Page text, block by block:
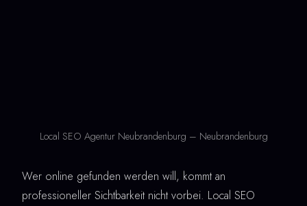
Local SEO Agentur Neubrandenburg – Neubrandenburg
Wer online gefunden werden will, kommt an
professioneller Sichtbarkeit nicht vorbei. Local SEO